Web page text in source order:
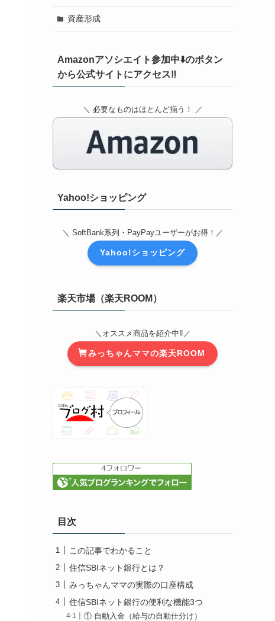
資産形成
Amazonアソシエイト参加中⬇️のボタン
から公式サイトにアクセス‼️
＼ 必要なものはほとんど揃う！ ／
Yahoo!ショッピング
＼ SoftBank系列・PayPayユーザーがお得！／
Yahoo!ショッピング
楽天市場（楽天ROOM）
＼オススメ商品を紹介中‼️／
みっちゃんママの楽天ROOM
目次
この記事でわかること
住信SBIネット銀行とは？
みっちゃんママの実際の口座構成
住信SBIネット銀行の便利な機能3つ
① 自動入金（給与の自動仕分け）